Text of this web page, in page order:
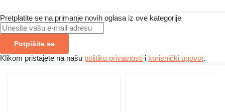
Pretplatite se na primanje novih oglasa iz ove kategorije
Potpišite se
Klikom pristajete na našu politiku privatnosti i korisnički ugovor.